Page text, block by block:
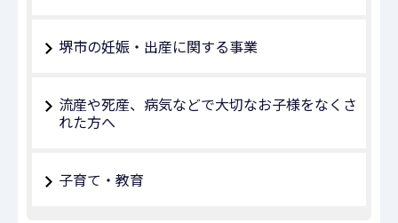
堺市の妊娠・出産に関する事業
流産や死産、病気などで大切なお子様をなくさ
れた方へ
子育て・教育